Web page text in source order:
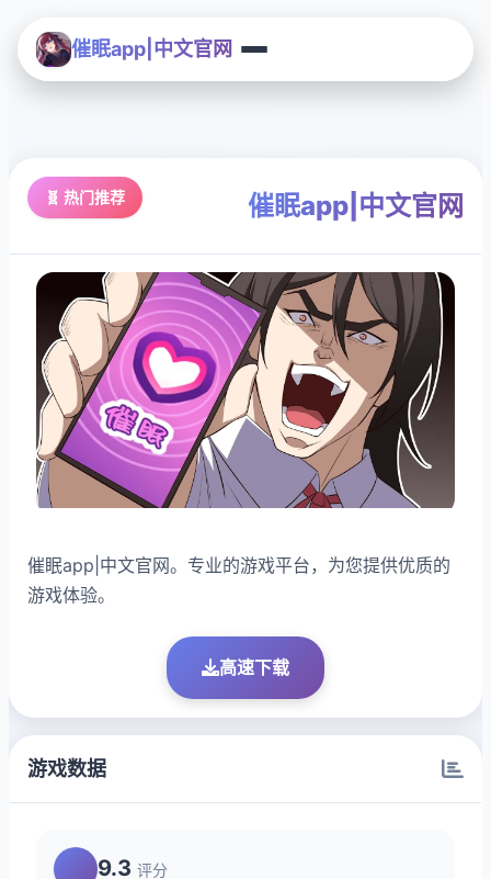
催眠app|中文官网
🧬 热门推荐 催眠app|中文官网
催眠app|中文官网。专业的游戏平台，为您提供优质的
游戏体验。
高速下载
游戏数据
9.3 评分